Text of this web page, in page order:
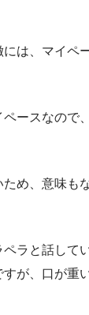
は、マイペ
ースなので
め、意味も
ラと話して
が、口が重